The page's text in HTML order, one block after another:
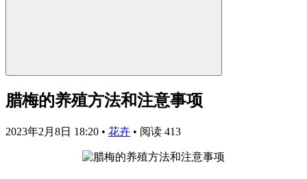
腊梅的养殖方法和注意事项
2023年2月8日 18:20 • 花卉 • 阅读 413